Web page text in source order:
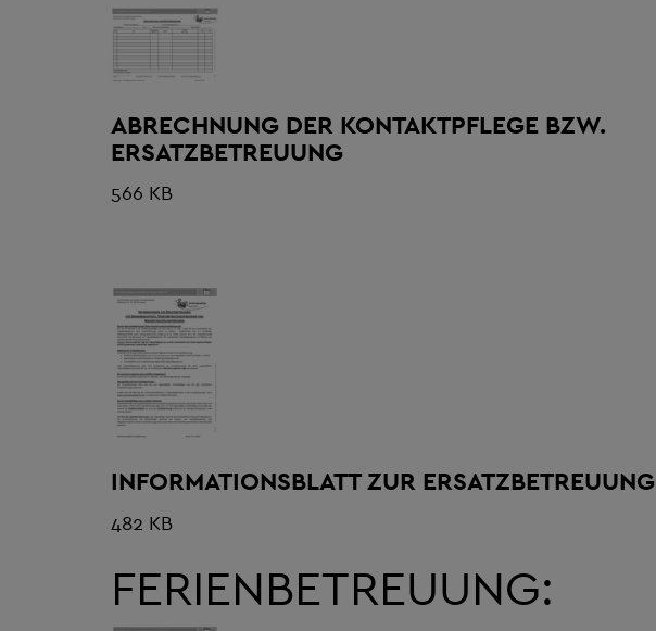
ABRECHNUNG DER KONTAKTPFLEGE BZW.
ERSATZBETREUUNG
566 KB
INFORMATIONSBLATT ZUR ERSATZBETREUUNG
482 KB
FERIENBETREUUNG: